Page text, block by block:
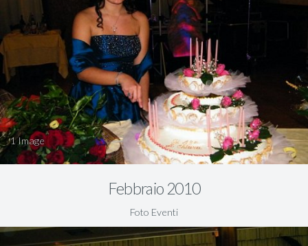
1
Febbraio 2010
Foto Eventi